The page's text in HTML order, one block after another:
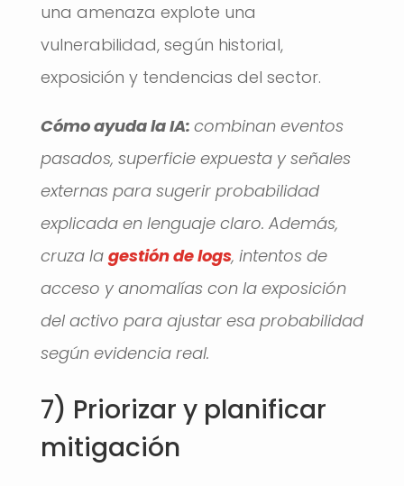
una amenaza explote una
vulnerabilidad, según historial,
exposición y tendencias del sector.
Cómo ayuda la IA: combinan eventos
pasados, superficie expuesta y señales
externas para sugerir probabilidad
explicada en lenguaje claro. Además,
cruza la gestión de logs, intentos de
acceso y anomalías con la exposición
del activo para ajustar esa probabilidad
según evidencia real.
7) Priorizar y planificar
mitigación